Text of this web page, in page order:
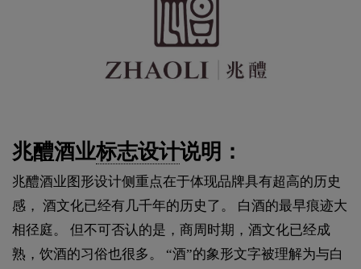
兆醴酒业标志设计说明：
兆醴酒业图形设计侧重点在于体现品牌具有超高的历史
感， 酒文化已经有几千年的历史了。 白酒的最早痕迹大
相径庭。 但不可否认的是，商周时期，酒文化已经成
熟，饮酒的习俗也很多。 “酒”的象形文字被理解为与白